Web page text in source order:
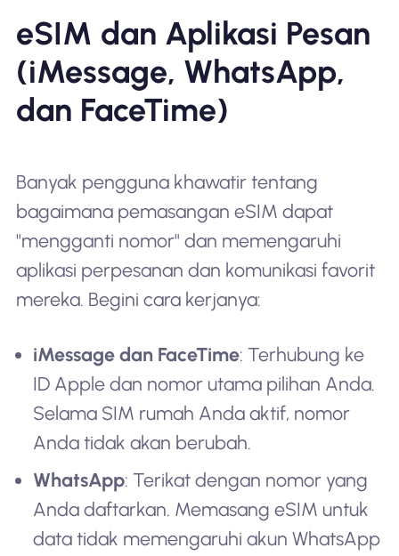
eSIM dan Aplikasi Pesan
(iMessage, WhatsApp,
dan FaceTime)
Banyak pengguna khawatir tentang
bagaimana pemasangan eSIM dapat
"mengganti nomor" dan memengaruhi
aplikasi perpesanan dan komunikasi favorit
mereka. Begini cara kerjanya:
iMessage dan FaceTime: Terhubung ke
ID Apple dan nomor utama pilihan Anda.
Selama SIM rumah Anda aktif, nomor
Anda tidak akan berubah.
WhatsApp: Terikat dengan nomor yang
Anda daftarkan. Memasang eSIM untuk
data tidak memengaruhi akun WhatsApp